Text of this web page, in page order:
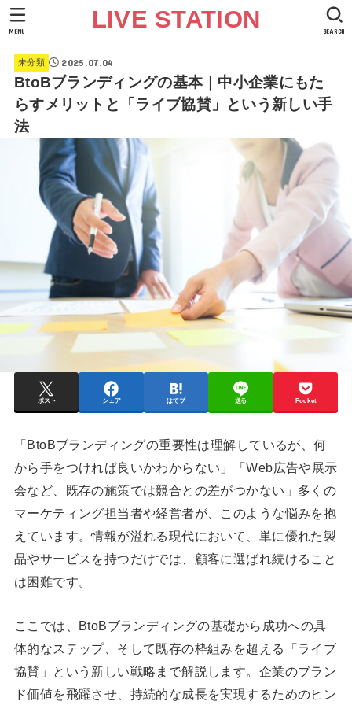
LIVE STATION SEARCH
MENU
未分類 2025.07.04
BtoBブランディングの基本｜中小企業にもた
らすメリットと「ライブ協賛」という新しい手
法
ポスト シェア はてブ 送る Pocket
「BtoBブランディングの重要性は理解しているが、何
から手をつければ良いかわからない」「Web広告や展示
会など、既存の施策では競合との差がつかない」多くの
マーケティング担当者や経営者が、このような悩みを抱
えています。情報が溢れる現代において、単に優れた製
品やサービスを持つだけでは、顧客に選ばれ続けること
は困難です。
ここでは、BtoBブランディングの基礎から成功への具
体的なステップ、そして既存の枠組みを超える「ライブ
協賛」という新しい戦略まで解説します。企業のブラン
ド価値を飛躍させ、持続的な成長を実現するためのヒン